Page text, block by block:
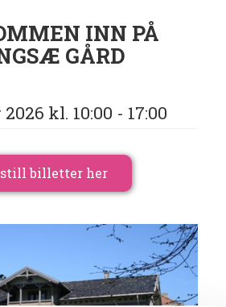
INN PÅ
GÅRD
kl. 10:00 - 17:00
billetter her